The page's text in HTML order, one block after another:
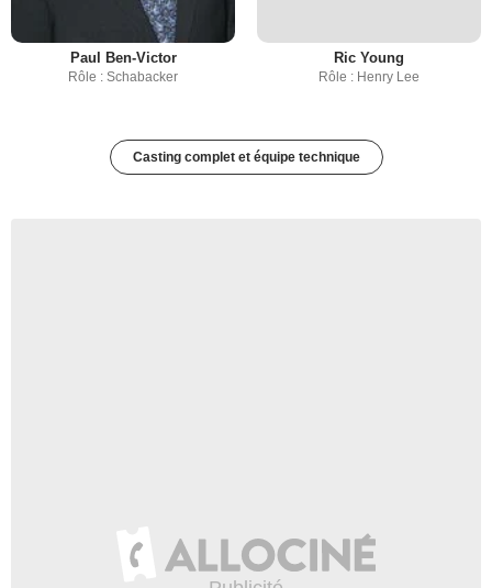
Paul Ben-Victor
Rôle : Schabacker
Ric Young
Rôle : Henry Lee
Casting complet et équipe technique